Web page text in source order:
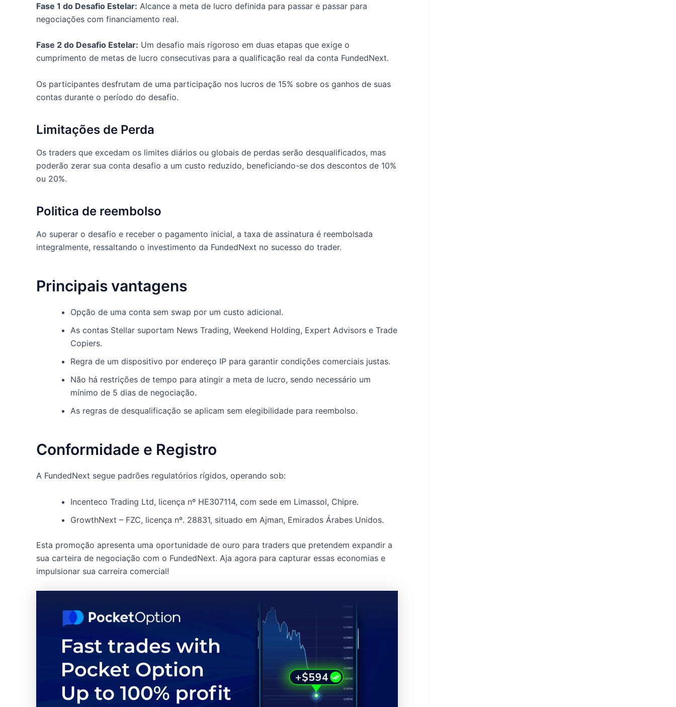
Fase 1 do Desafio Estelar: Alcance a meta de lucro definida para passar e passar para
negociações com financiamento real.
Fase 2 do Desafio Estelar: Um desafio mais rigoroso em duas etapas que exige o
cumprimento de metas de lucro consecutivas para a qualificação real da conta FundedNext.
Os participantes desfrutam de uma participação nos lucros de 15% sobre os ganhos de suas
contas durante o período do desafio.
Limitações de Perda
Os traders que excedam os limites diários ou globais de perdas serão desqualificados, mas
poderão zerar sua conta desafio a um custo reduzido, beneficiando-se dos descontos de 10%
ou 20%.
Politica de reembolso
Ao superar o desafio e receber o pagamento inicial, a taxa de assinatura é reembolsada
integralmente, ressaltando o investimento da FundedNext no sucesso do trader.
Principais vantagens
Opção de uma conta sem swap por um custo adicional.
As contas Stellar suportam News Trading, Weekend Holding, Expert Advisors e Trade
Copiers.
Regra de um dispositivo por endereço IP para garantir condições comerciais justas.
Não há restrições de tempo para atingir a meta de lucro, sendo necessário um
mínimo de 5 dias de negociação.
As regras de desqualificação se aplicam sem elegibilidade para reembolso.
Conformidade e Registro
A FundedNext segue padrões regulatórios rígidos, operando sob:
Incenteco Trading Ltd, licença nº HE307114, com sede em Limassol, Chipre.
GrowthNext – FZC, licença nº. 28831, situado em Ajman, Emirados Árabes Unidos.
Esta promoção apresenta uma oportunidade de ouro para traders que pretendem expandir a
sua carteira de negociação com o FundedNext. Aja agora para capturar essas economias e
impulsionar sua carreira comercial!